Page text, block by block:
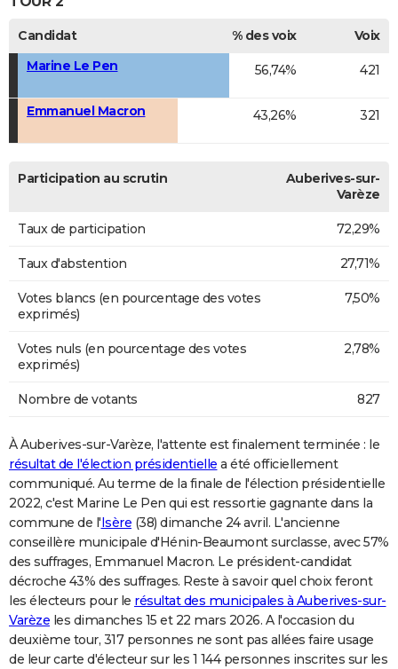
Candidat % des voix
Voix
Marine Le Pen
56,74% 421
Emmanuel Macron 43,26% 321
Participation au scrutin
Auberives-sur-
Varèze
Taux de participation 72,29%
Taux d'abstention 27,71%
Votes blancs (en pourcentage des votes
exprimés)
7,50%
Votes nuls (en pourcentage des votes
exprimés)
2,78%
Nombre de votants 827
À Auberives-sur-Varèze, l'attente est finalement terminée : le
résultat de l'élection présidentielle a été officiellement
communiqué. Au terme de la finale de l'élection présidentielle
2022, c'est Marine Le Pen qui est ressortie gagnante dans la
commune de l'Isère (38) dimanche 24 avril. L'ancienne
conseillère municipale d'Hénin-Beaumont surclasse, avec 57%
des suffrages, Emmanuel Macron. Le président-candidat
décroche 43% des suffrages. Reste à savoir quel choix feront
les électeurs pour le résultat des municipales à Auberives-sur-
Varèze les dimanches 15 et 22 mars 2026. A l'occasion du
deuxième tour, 317 personnes ne sont pas allées faire usage
de leur carte d'électeur sur les 1 144 personnes inscrites sur les